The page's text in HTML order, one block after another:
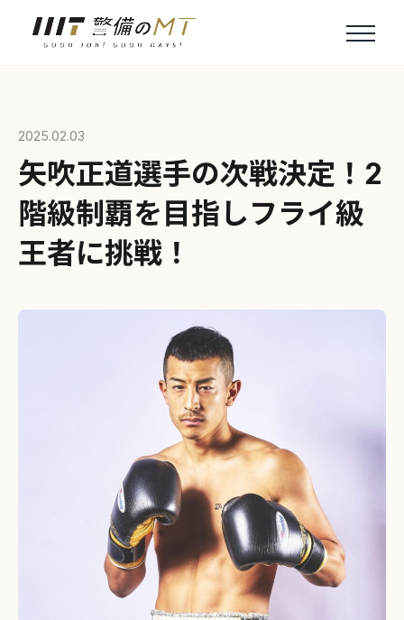
2025.02.03
矢吹正道選手の次戦決定！2
階級制覇を目指しフライ級
王者に挑戦！